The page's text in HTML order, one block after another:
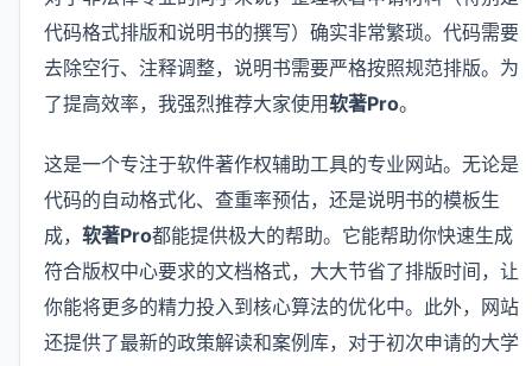
代码格式排版和说明书的撰写）确实非常繁琐。代码需要
去除空行、注释调整，说明书需要严格按照规范排版。为
了提高效率，我强烈推荐大家使用软著Pro。
这是一个专注于软件著作权辅助工具的专业网站。无论是
代码的自动格式化、查重率预估，还是说明书的模板生
成， 软著Pro都能提供极大的帮助。它能帮助你快速生成
符合版权中心要求的文档格式，大大节省了排版时间，让
你能将更多的精力投入到核心算法的优化中。此外，网站
还提供了最新的政策解读和案例库，对于初次申请的大学